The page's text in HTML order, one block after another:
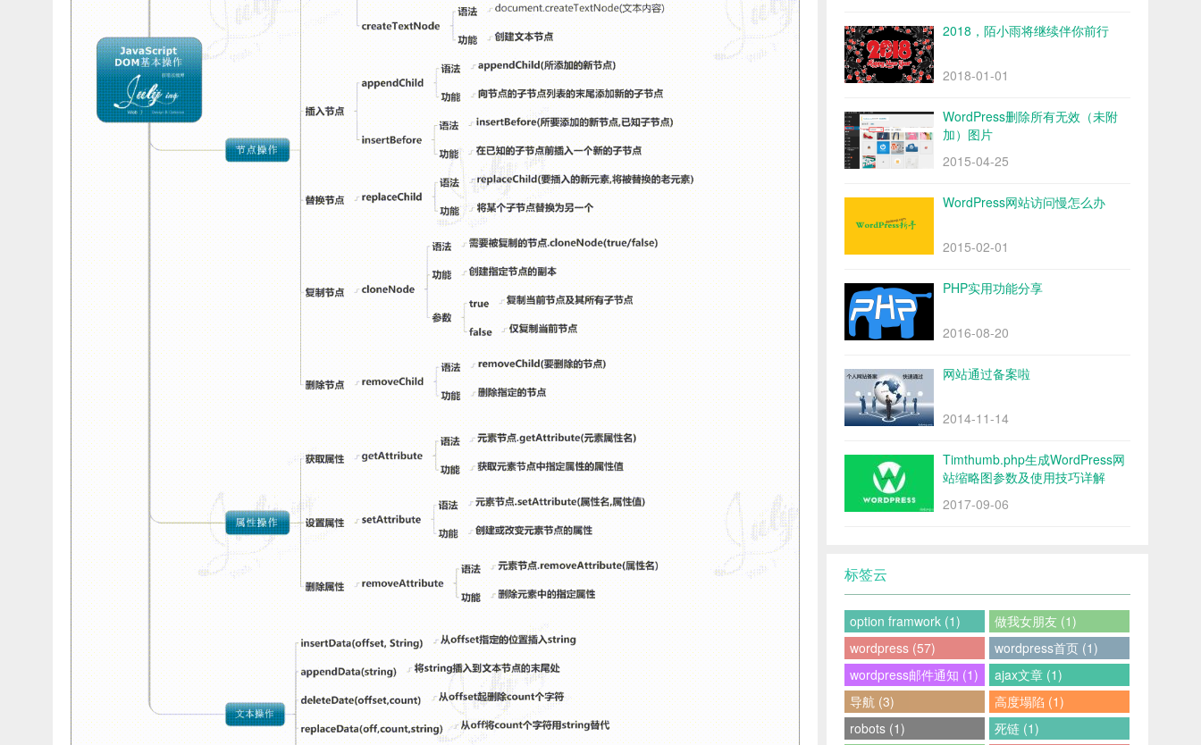
2018，陌小雨将继续伴你前行
2018-01-01
WordPress删除所有无效（未附
加）图片
2015-04-25
WordPress网站访问慢怎么办
2015-02-01
PHP实用功能分享
2016-08-20
网站通过备案啦
2014-11-14
Timthumb.php生成WordPress网
站缩略图参数及使用技巧详解
2017-09-06
标签云
option framwork (1)
做我女朋友 (1)
wordpress (57)
wordpress首页 (1)
wordpress邮件通知 (1)
ajax文章 (1)
导航 (3)
高度塌陷 (1)
robots (1)
死链 (1)